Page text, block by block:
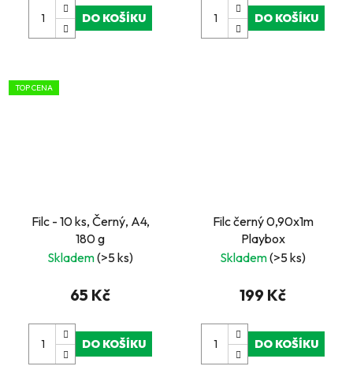
DO KOŠÍKU DO KOŠÍKU
TOP CENA
Filc - 10 ks, Černý, A4,
180 g
Skladem(>5 ks)
65 Kč
DO KOŠÍKU
Filc černý 0,90x1m
Playbox
Skladem(>5 ks)
199 Kč
DO KOŠÍKU